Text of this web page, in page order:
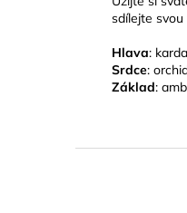
sdílejte
Hlava:
Srdce:
Základ: